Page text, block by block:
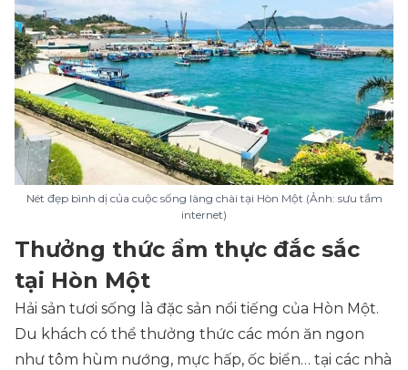
Nét đẹp bình dị của cuộc sống làng chài tại Hòn Một (Ảnh: sưu tầm
internet)
Thưởng thức ẩm thực đắc sắc
tại Hòn Một
Hải sản tươi sống là đặc sản nổi tiếng của Hòn Một.
Du khách có thể thưởng thức các món ăn ngon
như tôm hùm nướng, mực hấp, ốc biển… tại các nhà